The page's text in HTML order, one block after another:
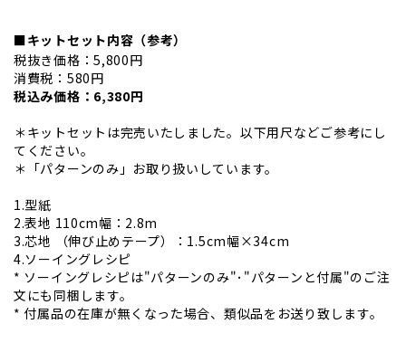
■キットセット内容（参考）
税抜き価格：5,800円
消費税：580円
税込み価格：6,380円
＊キットセットは完売いたしました。以下用尺などご参考にし
てください。
＊「パターンのみ」お取り扱いしています。
1.型紙
2.表地 110cm幅：2.8m
3.芯地 （伸び止めテープ）：1.5cm幅×34cm
4.ソーイングレシピ
* ソーイングレシピは"パターンのみ"･"パターンと付属"のご注
文にも同梱します。
* 付属品の在庫が無くなった場合、類似品をお送り致します。